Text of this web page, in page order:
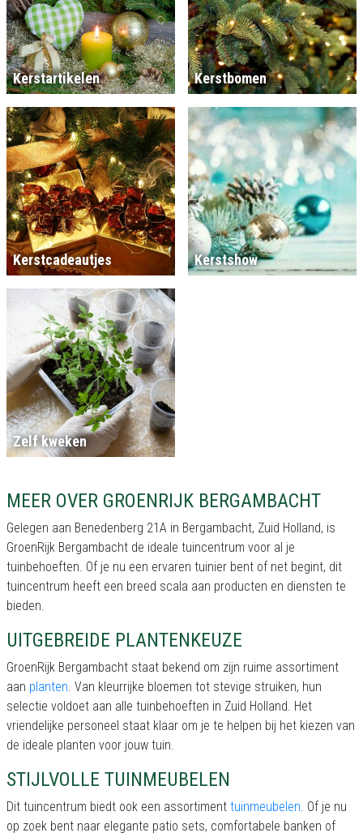
Kerstartikelen Kerstbomen
Kerstcadeautjes Kerstshow
Zelf kweken
MEER OVER GROENRIJK BERGAMBACHT
Gelegen aan Benedenberg 21A in Bergambacht, Zuid Holland, is
GroenRijk Bergambacht de ideale tuincentrum voor al je
tuinbehoeften. Of je nu een ervaren tuinier bent of net begint, dit
tuincentrum heeft een breed scala aan producten en diensten te
bieden.
UITGEBREIDE PLANTENKEUZE
GroenRijk Bergambacht staat bekend om zijn ruime assortiment
aan planten. Van kleurrijke bloemen tot stevige struiken, hun
selectie voldoet aan alle tuinbehoeften in Zuid Holland. Het
vriendelijke personeel staat klaar om je te helpen bij het kiezen van
de ideale planten voor jouw tuin.
STIJLVOLLE TUINMEUBELEN
Dit tuincentrum biedt ook een assortiment tuinmeubelen. Of je nu
op zoek bent naar elegante patio sets, comfortabele banken of